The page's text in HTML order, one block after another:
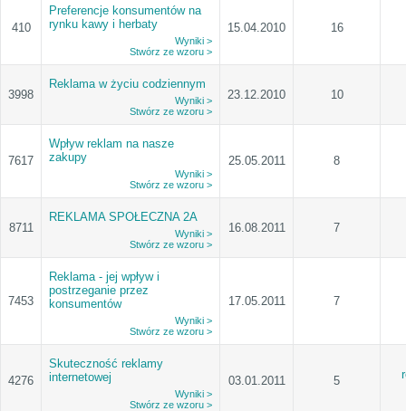
410
Preferencje konsumentów na
rynku kawy i herbaty
Wyniki >
Stwórz ze wzoru >
15.04.2010 16
3998
Reklama w życiu codziennym
Wyniki >
Stwórz ze wzoru >
23.12.2010 10
7617
Wpływ reklam na nasze
zakupy
Wyniki >
Stwórz ze wzoru >
25.05.2011 8
8711
REKLAMA SPOŁECZNA 2A
Wyniki >
Stwórz ze wzoru >
16.08.2011 7
7453
Reklama - jej wpływ i
postrzeganie przez
konsumentów
Wyniki >
Stwórz ze wzoru >
17.05.2011 7
4276
Skuteczność reklamy
internetowej
Wyniki >
Stwórz ze wzoru >
03.01.2011 5